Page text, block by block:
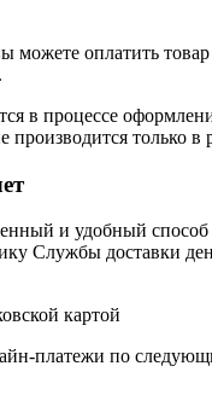
можете оплатить
в процессе
производится только в
и удобный
Службы доставки
картой
платежи по